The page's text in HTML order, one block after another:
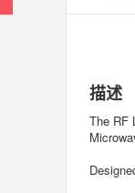
描述
The RF